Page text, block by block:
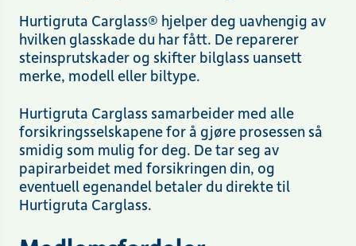
Hurtigruta Carglass® hjelper deg uavhengig av
hvilken glasskade du har fått. De reparerer
steinsprutskader og skifter bilglass uansett
merke, modell eller biltype.
Hurtigruta Carglass samarbeider med alle
forsikringsselskapene for å gjøre prosessen så
smidig som mulig for deg. De tar seg av
papirarbeidet med forsikringen din, og
eventuell egenandel betaler du direkte til
Hurtigruta Carglass.